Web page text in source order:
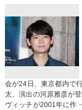
会が24日、東京都内で
太、演出の河原雅彦が
ヴィッチが2001年に作